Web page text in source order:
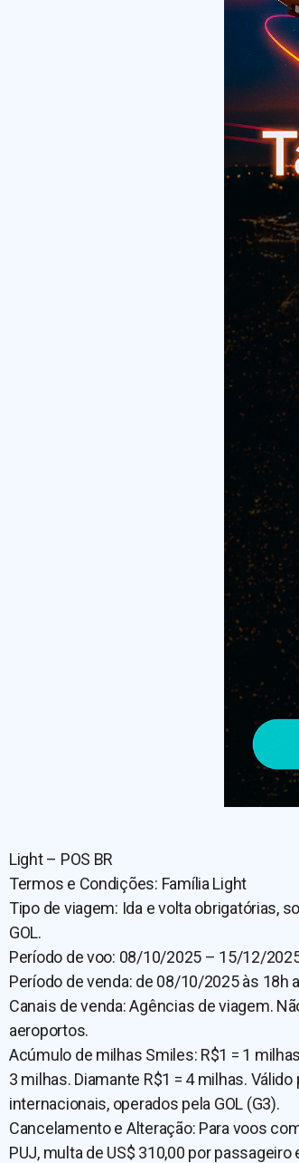
Light – POS BR
Termos e Condições: Família Light
Tipo de viagem: Ida e volta obrigatórias,
GOL.
Período de voo: 08/10/2025 – 15/12/
Período de venda: de 08/10/2025 às 18h
Canais de venda: Agências de viagem.
aeroportos.
Acúmulo de milhas Smiles: R$1 = 1
3 milhas. Diamante R$1 = 4 milhas.
internacionais, operados pela GOL (G3).
Cancelamento e Alteração: Para voos
PUJ, multa de US$ 310,00 por